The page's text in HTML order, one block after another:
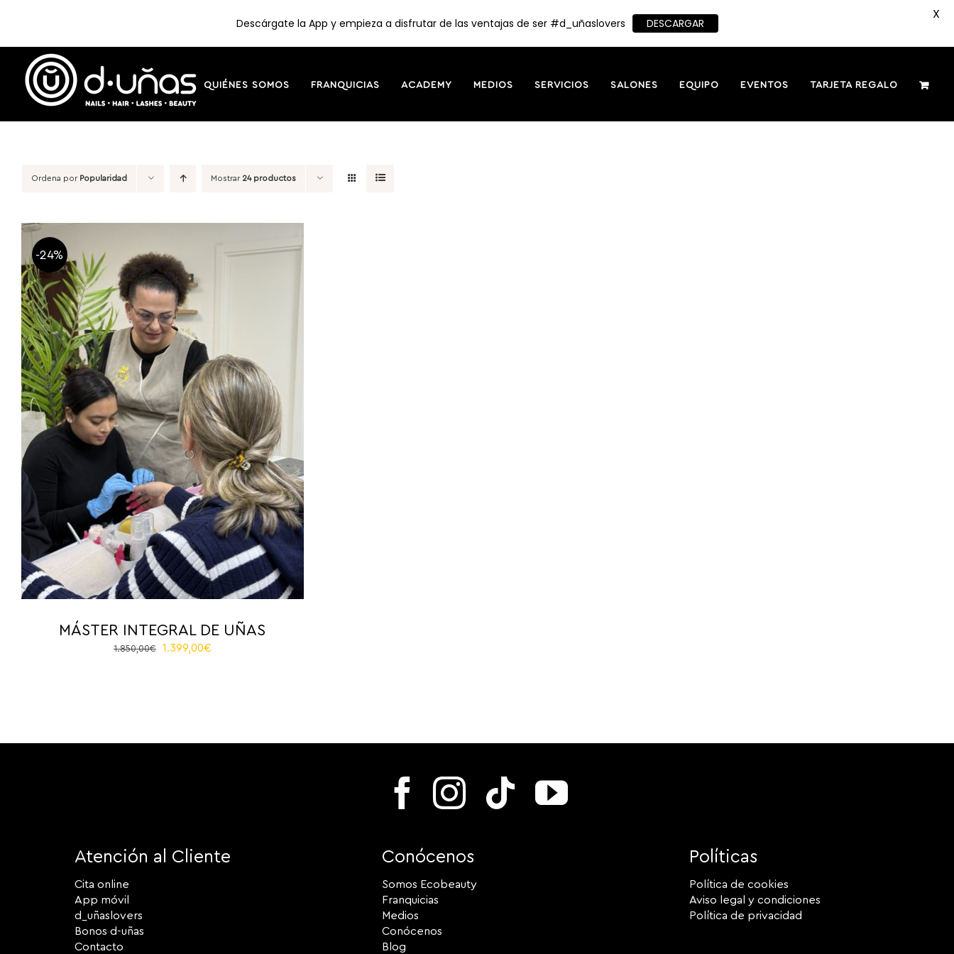
contenido
QUIÉNES SOMOS FRANQUICIAS ACADEMY MEDIOS SERVICIOS SALONES EQUIPO EVENTOS TARJETA REGALO
Ordena por Popularidad Mostrar 24 productos
-24%
MÁSTER INTEGRAL DE UÑAS
1.850,00€
El
1.399,00€El
Atención al Cliente
Cita online
App móvil
d_uñaslovers
Bonos d-uñas
Contacto
Conócenos
Somos Ecobeauty
Franquicias
Medios
Conócenos
Blog
Políticas
Política de cookies
Aviso legal y condiciones
Política de privacidad
Descárgate la App y empieza a disfrutar de las ventajas de ser #d_uñaslovers DESCARGAR
X